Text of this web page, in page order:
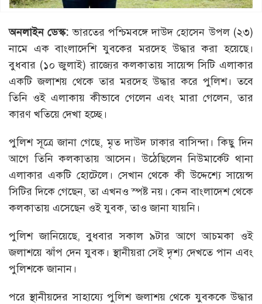
অনলাইন ডেস্ক:ভারতের পশ্চিমবঙ্গে দাউদ হোসেন উপল (২৩)
নামে এক বাংলাদেশি যুবকের মরদেহ উদ্ধার করা হয়েছে।
বুধবার (১০ জুলাই) রাজ্যের কলকাতায় সায়েন্স সিটি এলাকার
একটি জলাশয় থেকে তার মরদেহ উদ্ধার করে পুলিশ। তবে
তিনি ওই এলাকায় কীভাবে গেলেন এবং মারা গেলেন, তার
কারণ খতিয়ে দেখা হচ্ছে।
পুলিশ সূত্রে জানা গেছে, মৃত দাউদ ঢাকার বাসিন্দা। কিছু দিন
আগে তিনি কলকাতায় আসেন। উঠেছিলেন নিউমার্কেট থানা
এলাকার একটি হোটেলে। সেখান থেকে কী উদ্দেশ্যে সায়েন্স
সিটির দিকে গেছেন, তা এখনও স্পষ্ট নয়। কেন বাংলাদেশ থেকে
কলকাতায় এসেছেন ওই যুবক, তাও জানা যায়নি।
পুলিশ জানিয়েছে, বুধবার সকাল ৯টার আগে আচমকা ওই
জলাশয়ে ঝাঁপ দেন যুবক। স্থানীয়রা সেই দৃশ্য দেখতে পান এবং
পুলিশকে জানান।
পরে স্থানীয়দের সাহায্যে পুলিশ জলাশয় থেকে যুবককে উদ্ধার